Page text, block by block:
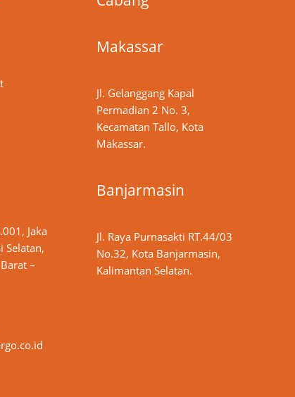
Jaka
Selatan,
–
Makassar
Jl. Gelanggang Kapal
Permadian 2 No. 3,
Kecamatan Tallo, Kota
Makassar.
Banjarmasin
Jl. Raya Purnasakti RT.44/03
No.32, Kota Banjarmasin,
Kalimantan Selatan.